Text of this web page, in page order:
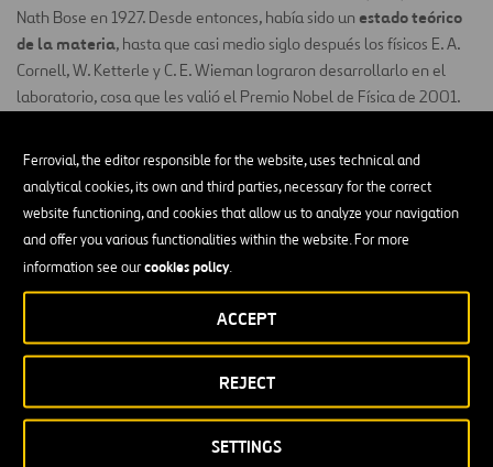
Ferrovial, the editor responsible for the website, uses technical and
analytical cookies, its own and third parties, necessary for the correct
website functioning, and cookies that allow us to analyze your navigation
and offer you various functionalities within the website. For more
information see ourcookies policy.
SETTINGS
REJECT
ACCEPT
Nath Bose en 1927. Desde entonces, había sido un estado teórico
de la materia, hasta que casi medio siglo después los físicos E. A.
Cornell, W. Ketterle y C. E. Wieman lograron desarrollarlo en el
laboratorio, cosa que les valió el Premio Nobel de Física de 2001.
La materia cambia de estado gracias a variaciones de temperatura
y presión. Cada uno de estos cambios recibe un nombre:
SÓLIDO— fusión →LÍQUIDO
LÍQUIDO— evaporación →GASEOSO
SÓLIDO
SÓLIDO